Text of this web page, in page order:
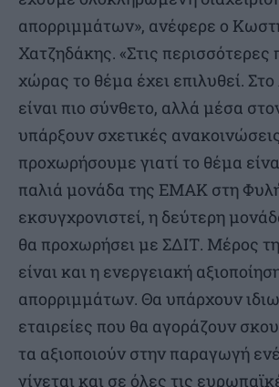
απορριμμάτων», ανέφερε ο
Χατζηδάκης. «Στις περισσότερες
χώρας το θέμα έχει επιλυθεί.
είναι πιο σύνθετο, αλλά μέσα
υπάρξουν σχετικές
προχωρήσουμε γιατί το θέμα
παλιά μονάδα της ΕΜΑΚ στη
εκσυγχρονιστεί, η δεύτερη
θα προχωρήσει με ΣΔΙΤ. Μέρος
είναι και η ενεργειακή
απορριμμάτων. Θα υπάρχουν
εταιρείες που θα αγοράζουν
τα αξιοποιούν στην παραγωγή
γίνεται και σε όλες τις